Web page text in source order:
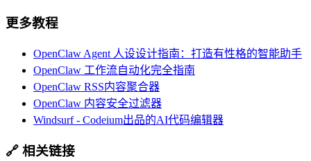
更多教程
OpenClaw Agent 人设设计指南：打造有性格的智能助手
OpenClaw 工作流自动化完全指南
OpenClaw RSS内容聚合器
OpenClaw 内容安全过滤器
Windsurf - Codeium出品的AI代码编辑器
🔗 相关链接